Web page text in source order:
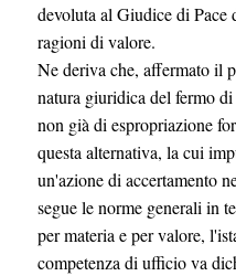
devoluta al Giudice di Pace
ragioni di valore.
Ne deriva che, affermato il
natura giuridica del fermo
non già di espropriazione
questa alternativa, la cui
un'azione di accertamento
segue le norme generali in
per materia e per valore,
competenza di ufficio va